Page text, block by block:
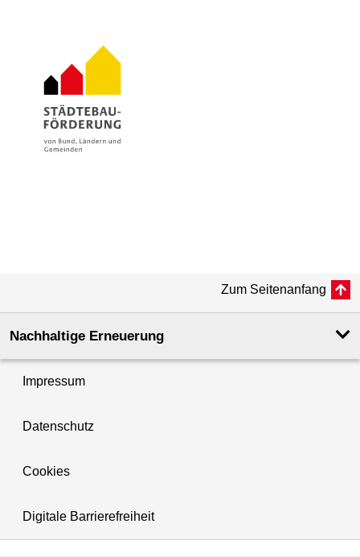
Zum Seitenanfang
Nachhaltige Erneuerung
Impressum
Datenschutz
Cookies
Digitale Barrierefreiheit